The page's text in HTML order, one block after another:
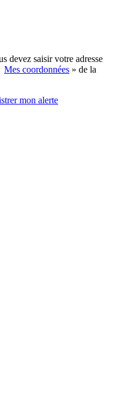
devez saisir votre adresse
Mes coordonnées » de la
mon alerte